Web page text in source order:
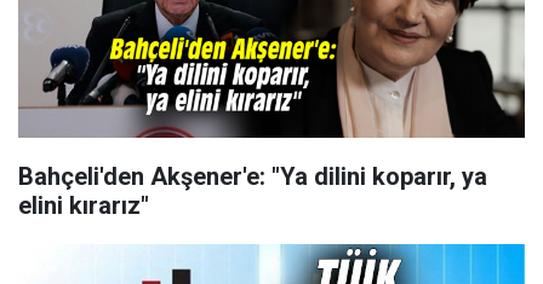
Bahçeli'den Akşener'e: "Ya dilini koparır, ya
elini kırarız"